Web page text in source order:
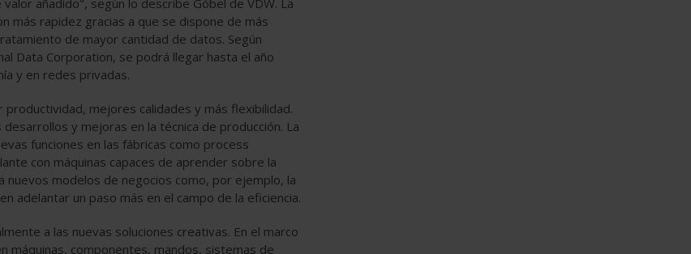
añadido", según lo describe Göbel de VDW. La
más rapidez gracias a que se dispone de más
de mayor cantidad de datos. Según
Data Corporation, se podrá llegar hasta el año
y en redes privadas.
productividad, mejores calidades y más flexibilidad.
y mejoras en la técnica de producción. La
funciones en las fábricas como process
con máquinas capaces de aprender sobre la
modelos de negocios como, por ejemplo, la
adelantar un paso más en el campo de la eficiencia.
a las nuevas soluciones creativas. En el marco
máquinas, componentes, mandos, sistemas de